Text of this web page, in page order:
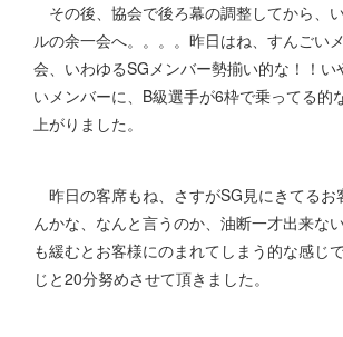
その後、協会で後ろ幕の調整してから、
ルの余一会へ。。。。昨日はね、すんごい
会、いわゆるSGメンバー勢揃い的な！！い
いメンバーに、B級選手が6枠で乗ってる的
上がりました。
昨日の客席もね、さすがSG見にきてるお
んかな、なんと言うのか、油断一才出来な
も緩むとお客様にのまれてしまう的な感じ
じと20分努めさせて頂きました。